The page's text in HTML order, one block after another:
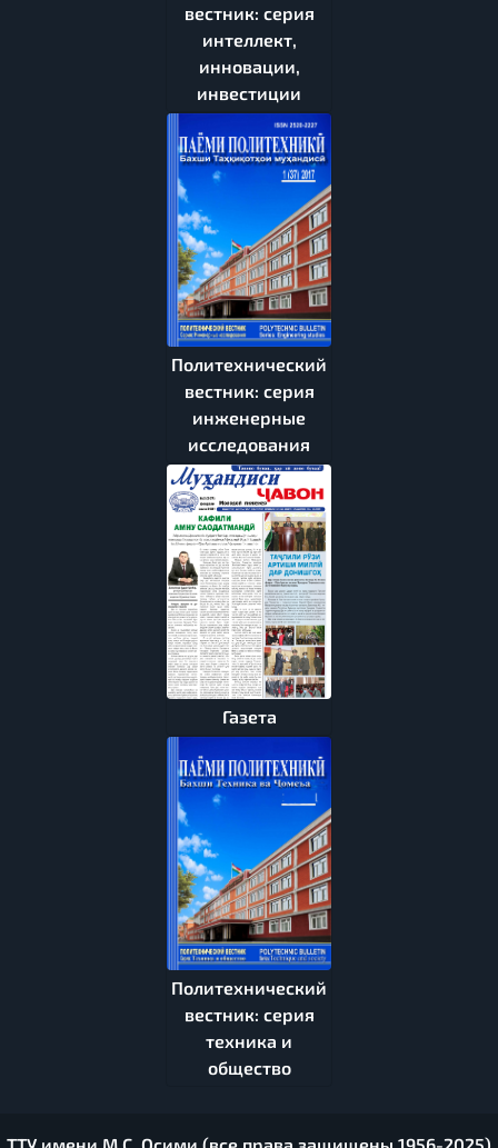
вестник: серия
интеллект,
инновации,
инвестиции
Политехнический
вестник: серия
инженерные
исследования
Газета
Политехнический
вестник: серия
техника и
общество